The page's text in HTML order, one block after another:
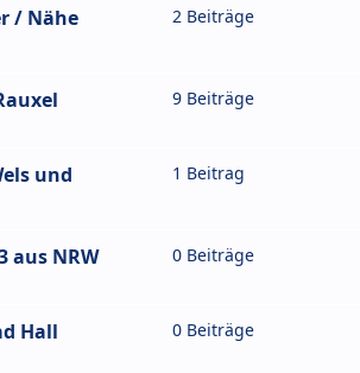
/ Nähe
2 Beiträge
9 Beiträge
und
1 Beitrag
aus NRW 0 Beiträge
Hall 0 Beiträge